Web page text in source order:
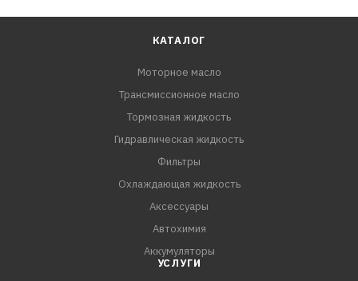
КАТАЛОГ
Моторное масло
Трансмиссионное масло
Тормозная жидкость
Гидравлическая жидкость
Фильтры
Охлаждающая жидкость
Аксессуары
Автохимия
Аккумуляторы
УСЛУГИ